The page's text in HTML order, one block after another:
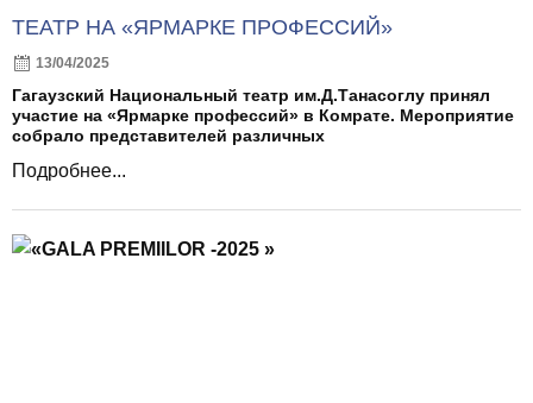
ТЕАТР НА «ЯРМАРКЕ ПРОФЕССИЙ»
13/04/2025
Гагаузский Национальный театр им.Д.Танасоглу принял
участие на «Ярмарке профессий» в Комрате. Мероприятие
собрало представителей различных
Подробнее...